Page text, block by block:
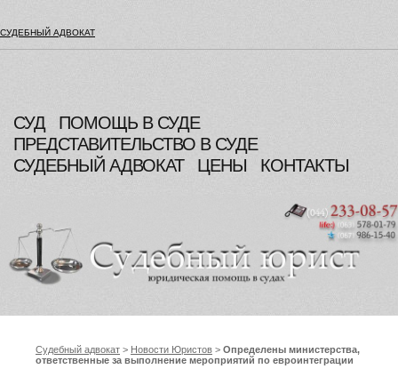
СУДЕБНЫЙ АДВОКАТ
СУД
ПОМОЩЬ В СУДЕ
ПРЕДСТАВИТЕЛЬСТВО В СУДЕ
СУДЕБНЫЙ АДВОКАТ
ЦЕНЫ КОНТАКТЫ
Судебный адвокат > Новости Юристов > Определены министерства,
ответственные за выполнение мероприятий по евроинтеграции